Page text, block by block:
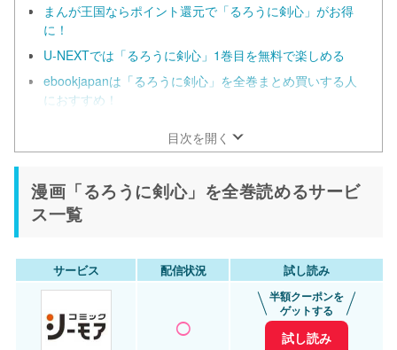
まんが王国ならポイント還元で「るろうに剣心」がお得
に！
U-NEXTでは「るろうに剣心」1巻目を無料で楽しめる
ebookjapanは「るろうに剣心」を全巻まとめ買いする人
におすすめ！
目次を開く
漫画「るろうに剣心」を全巻読めるサービ
ス一覧
サービス 配信状況 試し読み
○
半額クーポンを
ゲットする
試し読み